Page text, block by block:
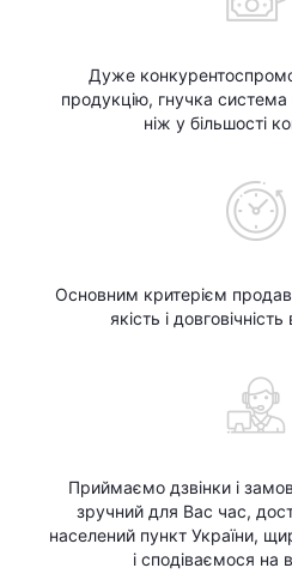
Дуже
продукцію, гнучка
ніж у більшості
Основним критерієм
якість і
Приймаємо дзвінки і
зручний для Вас час,
населений пункт України,
і сподіваємося на